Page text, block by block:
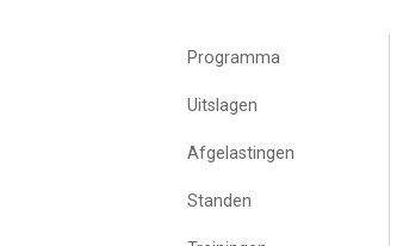
Programma
Uitslagen
Afgelastingen
Standen